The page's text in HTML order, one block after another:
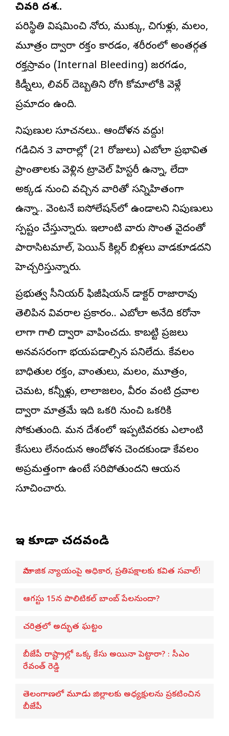
చివరి దశ..
పరిస్థితి విషమించి నోరు, ముక్కు, చిగుళ్లు, మలం,
మూత్రం ద్వారా రక్తం కారడం, శరీరంలో అంతర్గత
రక్తస్రావం (Internal Bleeding) జరగడం,
కిడ్నీలు, లివర్ దెబ్బతిని రోగి కోమాలోకి వెళ్లే
ప్రమాదం ఉంది.
నిపుణుల సూచనలు.. ఆందోళన వద్దు!
గడిచిన 3 వారాల్లో (21 రోజులు) ఎబోలా ప్రభావిత
ప్రాంతాలకు వెళ్లిన ట్రావెల్ హిస్టరీ ఉన్నా, లేదా
అక్కడ నుంచి వచ్చిన వారితో సన్నిహితంగా
ఉన్నా.. వెంటనే ఐసోలేషన్‌లో ఉండాలని నిపుణులు
స్పష్టం చేస్తున్నారు. ఇలాంటి వారు సొంత వైద్యంతో
పారాసిటమాల్, పెయిన్ కిల్లర్ బిళ్లలు వాడకూడదని
హెచ్చరిస్తున్నారు.
ప్రభుత్వ సీనియర్ ఫిజీషియన్ డాక్టర్ రాజారావు
తెలిపిన వివరాల ప్రకారం.. ఎబోలా అనేది కరోనా
లాగా గాలి ద్వారా వ్యాపించదు. కాబట్టి ప్రజలు
అనవసరంగా భయపడాల్సిన పనిలేదు. కేవలం
బాధితుల రక్తం, వాంతులు, మలం, మూత్రం,
చెమట, కన్నీళ్లు, లాలాజలం, వీర్యం వంటి ద్రవాల
ద్వారా మాత్రమే ఇది ఒకరి నుంచి ఒకరికి
సోకుతుంది. మన దేశంలో ఇప్పటివరకు ఎలాంటి
కేసులు లేనందున ఆందోళన చెందకుండా కేవలం
అప్రమత్తంగా ఉంటే సరిపోతుందని ఆయన
సూచించారు.
ఇవి కూడా చదవండి
సామాజిక న్యాయంపై అధికార, ప్రతిపక్షాలకు కవిత సవాల్!
ఆగస్టు 15న పొలిటికల్ బాంబ్ పేలనుందా?
చరిత్రలో అద్భుత ఘట్టం
బీజేపీ రాష్ట్రాల్లో ఒక్క కేసు అయినా పెట్టారా? : సీఎం
రేవంత్ రెడ్డి
తెలంగాణలో మూడు జిల్లాలకు అధ్యక్షులను ప్రకటించిన
బీజేపీ